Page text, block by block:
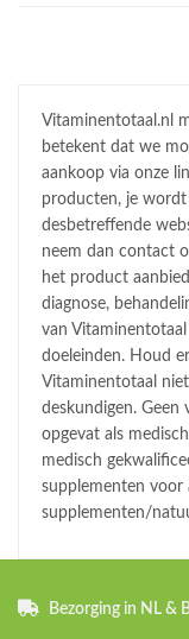
Vitaminentotaal.nl
betekent dat we
aankoop via onze
producten, je
desbetreffende
neem dan contact
het product
diagnose,
van
doeleinden. Houd
Vitaminentotaal
deskundigen.
opgevat als
medisch
supplementen voor
supplementen/
Bezorging in NL &